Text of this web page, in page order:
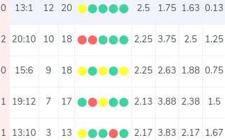
0 13:1 12 20 ⬤⬤⬤⬤⬤ 2.5 1.75 1.63 0.13
2 20:10 10 18 ⬤⬤⬤⬤⬤ 2.25 3.75 2.5 1.25
0 15:6 9 18 ⬤⬤⬤⬤⬤ 2.25 2.63 1.88 0.75
1 19:12 7 17 ⬤⬤⬤⬤⬤ 2.13 3.88 2.38 1.5
1 13:10 3 13 ⬤⬤⬤⬤⬤ 2.17 3.83 2.17 1.67